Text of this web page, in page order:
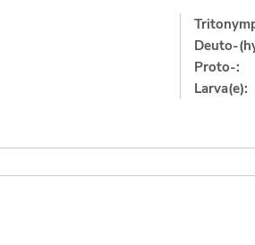
Deuto-
Proto-:
Larva(e):